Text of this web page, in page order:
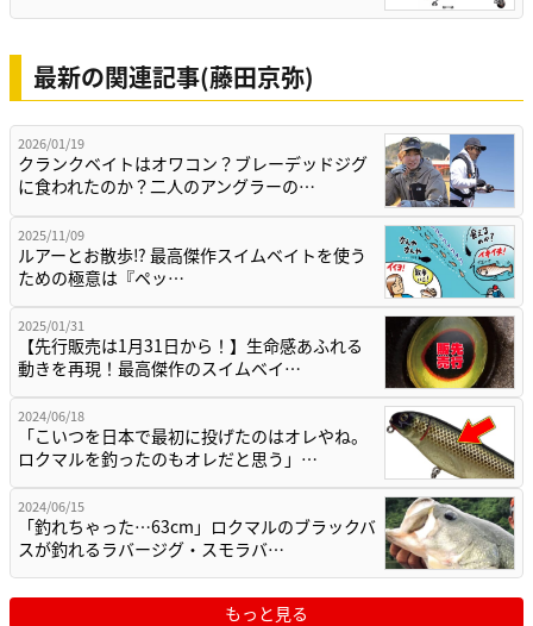
最新の関連記事(藤田京弥)
2026/01/19
クランクベイトはオワコン？ブレーデッドジグ
に食われたのか？二人のアングラーの…
2025/11/09
ルアーとお散歩⁉ 最高傑作スイムベイトを使う
ための極意は『ペッ…
2025/01/31
【先行販売は1月31日から！】生命感あふれる
動きを再現！最高傑作のスイムベイ…
2024/06/18
「こいつを日本で最初に投げたのはオレやね。
ロクマルを釣ったのもオレだと思う」…
2024/06/15
「釣れちゃった…63cm」ロクマルのブラックバ
スが釣れるラバージグ・スモラバ…
もっと見る